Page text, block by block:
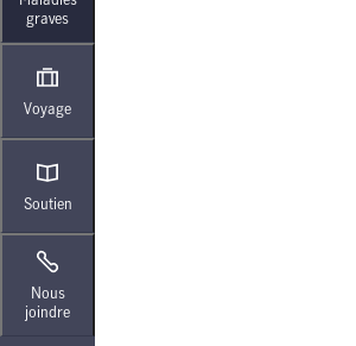
graves
Voyage
Soutien
Nous
joindre